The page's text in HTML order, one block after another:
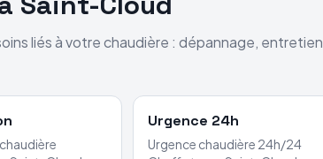
liés à votre chaudière : dépannage, entretien
Urgence 24h
Urgence chaudière 24h/24